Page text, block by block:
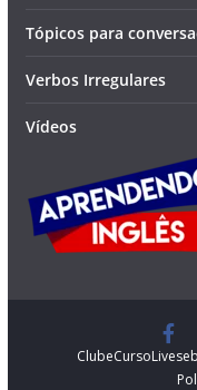
Tópicos para
Verbos Irregulares
Vídeos
ClubeCursoLives